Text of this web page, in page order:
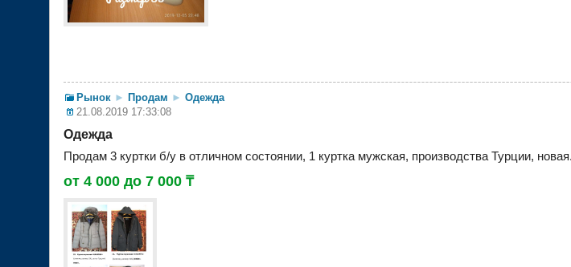
Рынок ► Продам ► Одежда
21.08.2019 17:33:08
Одежда
Продам 3 куртки б/у в отличном состоянии, 1 куртка мужская, производства Турции, новая.
от 4 000 до 7 000 ₸